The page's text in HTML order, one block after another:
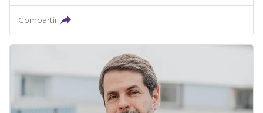
Compartir